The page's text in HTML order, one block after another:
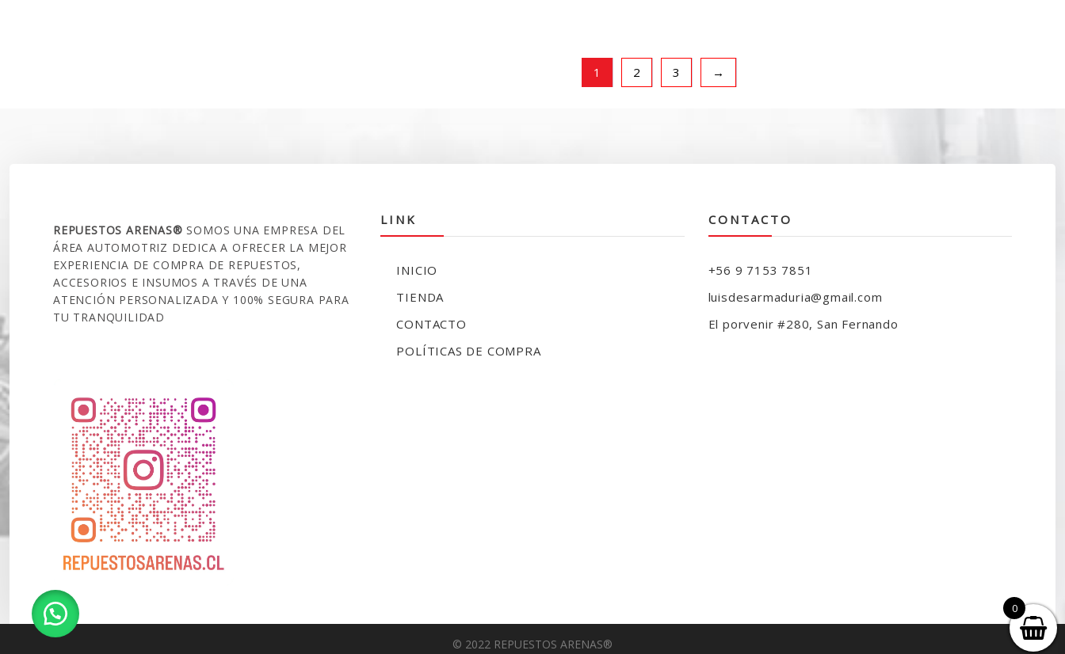
1
2 3 →
REPUESTOS ARENAS®SOMOS UNA EMPRESA DEL
ÁREA AUTOMOTRIZ DEDICA A OFRECER LA MEJOR
EXPERIENCIA DE COMPRA DE REPUESTOS,
ACCESORIOS E INSUMOS A TRAVÉS DE UNA
ATENCIÓN PERSONALIZADA Y 100% SEGURA PARA
TU TRANQUILIDAD
LINK
INICIO
TIENDA
CONTACTO
POLÍTICAS DE COMPRA
CONTACTO
+56 9 7153 7851
luisdesarmaduria@gmail.com
El porvenir #280, San Fernando
© 2022 REPUESTOS ARENAS®
0